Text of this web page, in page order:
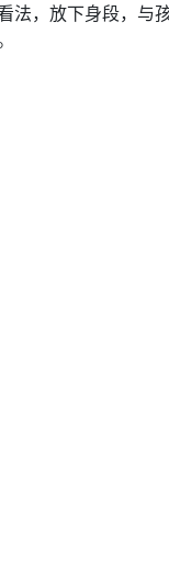
，放下身段，与